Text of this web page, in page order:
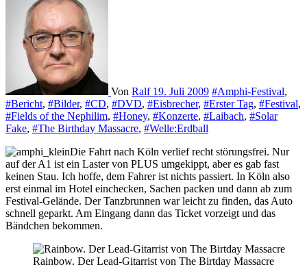
Von Ralf 19. Juli 2009 #Amphi-Festival,
#Bericht, #Bilder, #CD, #DVD, #Eisbrecher, #Erster Tag, #Festival,
#Fields of the Nephilim, #Honey, #Konzerte, #Laibach, #Solar
Fake, #The Birthday Massacre, #Welle:Erdball
Die Fahrt nach Köln verlief recht störungsfrei. Nur
auf der A1 ist ein Laster von PLUS umgekippt, aber es gab fast
keinen Stau. Ich hoffe, dem Fahrer ist nichts passiert. In Köln also
erst einmal im Hotel einchecken, Sachen packen und dann ab zum
Festival-Gelände. Der Tanzbrunnen war leicht zu finden, das Auto
schnell geparkt. Am Eingang dann das Ticket vorzeigt und das
Bändchen bekommen.
Rainbow. Der Lead-Gitarrist von The Birtday Massacre